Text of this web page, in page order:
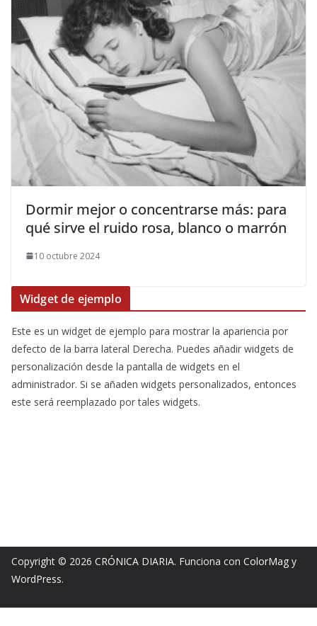
​Dormir mejor o concentrarse más: para
qué sirve el ruido rosa, blanco o marrón
10 octubre 2024
Widget de ejemplo
Este es un widget de ejemplo para mostrar la apariencia por
defecto de la barra lateral Derecha. Puedes añadir widgets de
personalización desde la pantalla de widgets en el
administrador. Si se añaden widgets personalizados, entonces
este será reemplazado por tales widgets.
Copyright © 2026 CRÓNICA DIARIA. Funciona con ColorMag y
WordPress.